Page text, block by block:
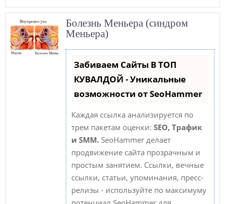
Болезнь Меньера (синдром
Меньера)
Забиваем Сайты В ТОП
КУВАЛДОЙ - Уникальные
возможности от SeoHammer
Каждая ссылка анализируется по
трем пакетам оценки: SEO, Трафик
и SMM.SeoHammer делает
продвижение сайта прозрачным и
простым занятием. Ссылки, вечные
ссылки, статьи, упоминания, пресс-
релизы - используйте по максимуму